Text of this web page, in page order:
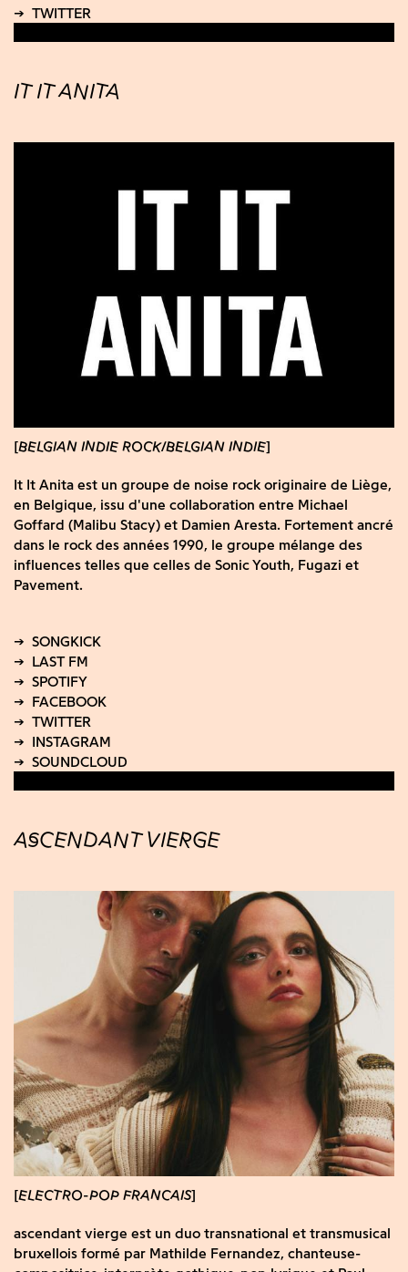
IT IT ANITA
BELGIAN INDIE ROCK BELGIAN INDIE
It It Anita est un groupe de noise rock originaire de Liège,
en Belgique, issu d'une collaboration entre Michael
Goffard (Malibu Stacy) et Damien Aresta. Fortement ancré
dans le rock des années 1990, le groupe mélange des
influences telles que celles de Sonic Youth, Fugazi et
Pavement.
ASCENDANT VIERGE
ELECTRO-POP FRANCAIS
ascendant vierge est un duo transnational et transmusical
bruxellois formé par Mathilde Fernandez, chanteuse-